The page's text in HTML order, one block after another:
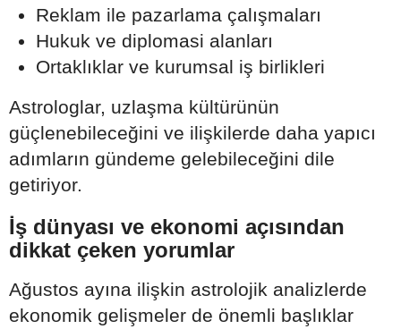
Reklam ile pazarlama çalışmaları
Hukuk ve diplomasi alanları
Ortaklıklar ve kurumsal iş birlikleri
Astrologlar, uzlaşma kültürünün
güçlenebileceğini ve ilişkilerde daha yapıcı
adımların gündeme gelebileceğini dile
getiriyor.
İş dünyası ve ekonomi açısından
dikkat çeken yorumlar
Ağustos ayına ilişkin astrolojik analizlerde
ekonomik gelişmeler de önemli başlıklar